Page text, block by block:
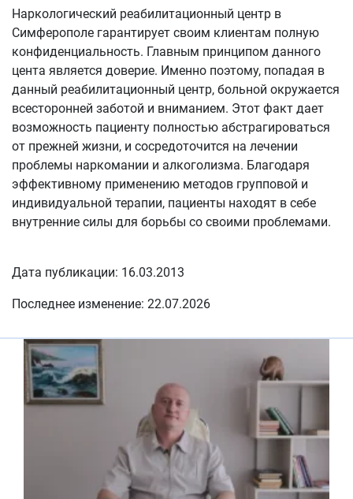
Наркологический реабилитационный центр в
Симферополе гарантирует своим клиентам полную
конфиденциальность. Главным принципом данного
цента является доверие. Именно поэтому, попадая в
данный реабилитационный центр, больной окружается
всесторонней заботой и вниманием. Этот факт дает
возможность пациенту полностью абстрагироваться
от прежней жизни, и сосредоточится на лечении
проблемы наркомании и алкоголизма. Благодаря
эффективному применению методов групповой и
индивидуальной терапии, пациенты находят в себе
внутренние силы для борьбы со своими проблемами.
Дата публикации: 16.03.2013
Последнее изменение: 22.07.2026